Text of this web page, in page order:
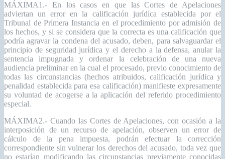
MÁXIMA1.- En los casos en que las Cortes de Apelaciones
adviertan un error en la calificación jurídica establecida por el
Tribunal de Primera Instancia en el procedimiento por admisión de
los hechos, y si se considera que la correcta es una calificación que
podría agravar la condena del acusado, deben, para salvaguardar el
principio de seguridad jurídica y el derecho a la defensa, anular la
sentencia impugnada y ordenar la celebración de una nueva
audiencia preliminar en la cual el procesado, previo conocimiento de
todas las circunstancias (hechos atribuidos, calificación jurídica y
penalidad establecida para esa calificación) manifieste expresamente
su voluntad de acogerse a la aplicación del referido procedimiento
especial.
MÁXIMA2.- Cuando las Cortes de Apelaciones, con ocasión a la
interposición de un recurso de apelación, observen un error de
cálculo de la pena impuesta, podrán efectuar la corrección
correspondiente sin vulnerar los derechos del acusado, toda vez que
no estarían modificando las circunstancias previamente conocidas